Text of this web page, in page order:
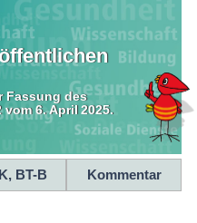
Fassung des
6. April 2025.
BT-B Kommentar